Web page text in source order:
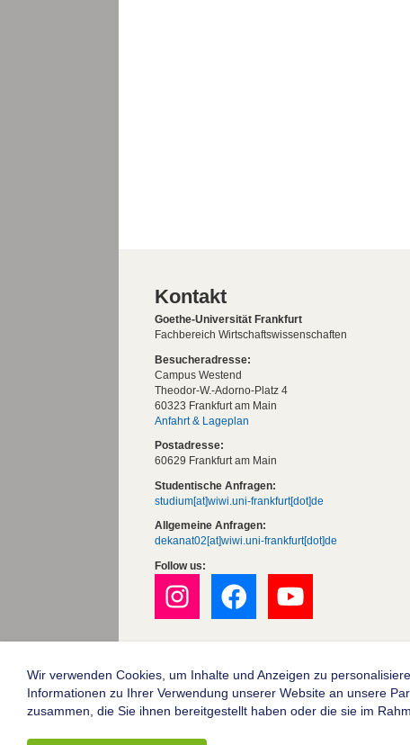
Kontakt
Goethe-Universität Frankfurt
Fachbereich Wirtschaftswissenschaften
Besucheradresse:
Campus Westend
Theodor-W.-Adorno-Platz 4
60323 Frankfurt am Main
Anfahrt & Lageplan
Postadresse:
60629 Frankfurt am Main
Studentische Anfragen:
studium[at]wiwi.uni-frankfurt[dot]de
Allgemeine Anfragen:
dekanat02[at]wiwi.uni-frankfurt[dot]de
Follow us:
Impressum
Datenschutz
Barrierefreiheit
Wir verwenden Cookies, um Inhalte und Anzeigen zu
Informationen zu Ihrer Verwendung unserer Website an unsere
zusammen, die Sie ihnen bereitgestellt haben oder die sie im